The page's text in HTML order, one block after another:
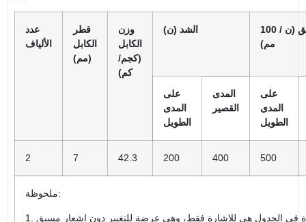
عدد
الألياف
قطر
الكابل
(مم)
وزن
الكابل
(كجم/
كم)
الشد (ن)
سحق (ن / 100
على
المدى
الطويل
المدى
القصير
على
المدى
الطويل
2 7 42.3 200 400 500
ملحوظة: